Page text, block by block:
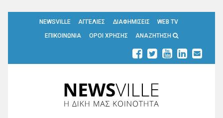
NEWSVILLE ΑΓΓΕΛΙΕΣ ΔΙΑΦΗΜΙΣΕΙΣ
WEB TV
ΕΠΙΚΟΙΝΩΝΙΑ
ΟΡΟΙ ΧΡΗΣΗΣ ΑΝΑΖΗΤΗΣΗ